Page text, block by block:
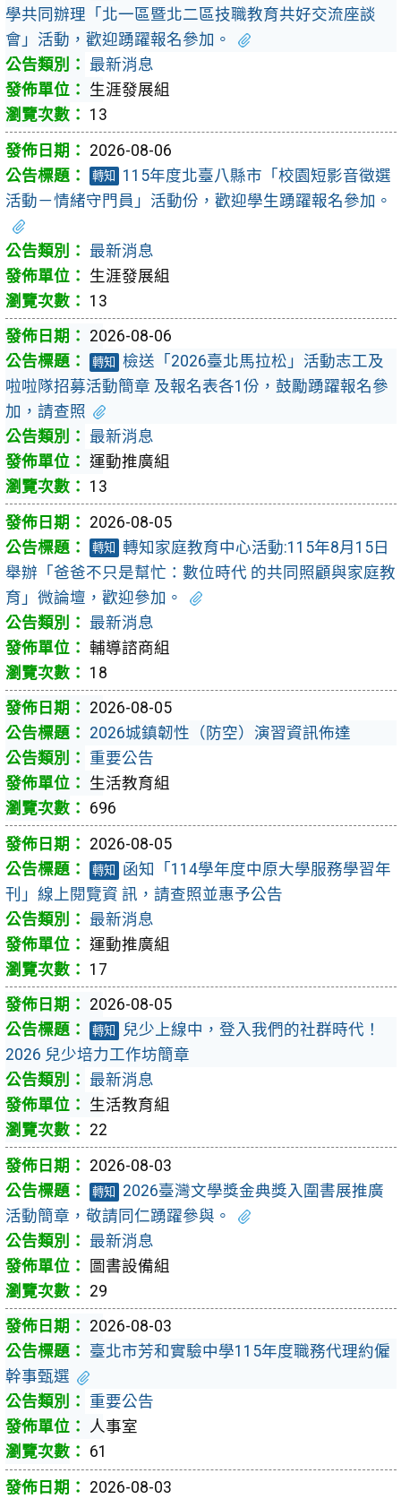
學共同辦理「北一區暨北二區技職教育共好交流座談
會」活動，歡迎踴躍報名參加。
最新消息
生涯發展組
13
2026-08-06
轉知
115年度北臺八縣市「校園短影音徵選
活動－情緒守門員」活動份，歡迎學生踴躍報名參加。
最新消息
生涯發展組
13
2026-08-06
轉知
檢送「2026臺北馬拉松」活動志工及
啦啦隊招募活動簡章 及報名表各1份，鼓勵踴躍報名參
加，請查照
最新消息
運動推廣組
13
2026-08-05
轉知
轉知家庭教育中心活動:115年8月15日
舉辦「爸爸不只是幫忙：數位時代 的共同照顧與家庭教
育」微論壇，歡迎參加。
最新消息
輔導諮商組
18
2026-08-05
2026城鎮韌性（防空）演習資訊佈達
重要公告
生活教育組
696
2026-08-05
轉知
函知「114學年度中原大學服務學習年
刊」線上閱覽資 訊，請查照並惠予公告
最新消息
運動推廣組
17
2026-08-05
轉知
兒少上線中，登入我們的社群時代！
2026 兒少培力工作坊簡章
最新消息
生活教育組
22
2026-08-03
轉知
2026臺灣文學獎金典獎入圍書展推廣
活動簡章，敬請同仁踴躍參與。
最新消息
圖書設備組
29
2026-08-03
臺北市芳和實驗中學115年度職務代理約僱
幹事甄選
重要公告
人事室
61
2026-08-03